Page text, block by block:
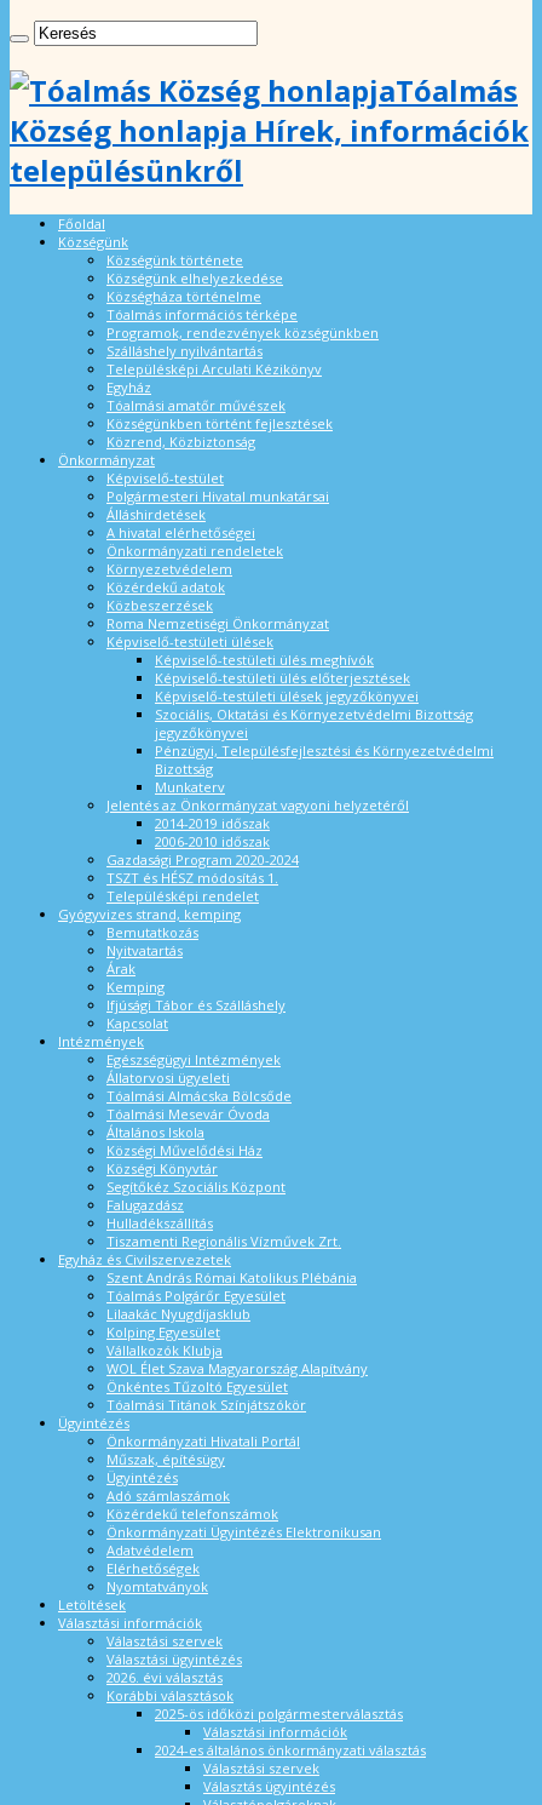
Tóalmás
Község honlapja Hírek, információk
településünkről
Főoldal
Községünk
Községünk története
Községünk elhelyezkedése
Községháza történelme
Tóalmás információs térképe
Programok, rendezvények községünkben
Szálláshely nyilvántartás
Településképi Arculati Kézikönyv
Egyház
Tóalmási amatőr művészek
Községünkben történt fejlesztések
Közrend, Közbiztonság
Önkormányzat
Képviselő-testület
Polgármesteri Hivatal munkatársai
Álláshirdetések
A hivatal elérhetőségei
Önkormányzati rendeletek
Környezetvédelem
Közérdekű adatok
Közbeszerzések
Roma Nemzetiségi Önkormányzat
Képviselő-testületi ülések
Képviselő-testületi ülés meghívók
Képviselő-testületi ülés előterjesztések
Képviselő-testületi ülések jegyzőkönyvei
Szociális, Oktatási és Környezetvédelmi Bizottság
jegyzőkönyvei
Pénzügyi, Településfejlesztési és Környezetvédelmi
Bizottság
Munkaterv
Jelentés az Önkormányzat vagyoni helyzetéről
2014-2019 időszak
2006-2010 időszak
Gazdasági Program 2020-2024
TSZT és HÉSZ módosítás 1.
Településképi rendelet
Gyógyvizes strand, kemping
Bemutatkozás
Nyitvatartás
Árak
Kemping
Ifjúsági Tábor és Szálláshely
Kapcsolat
Intézmények
Egészségügyi Intézmények
Állatorvosi ügyeleti
Tóalmási Almácska Bölcsőde
Tóalmási Mesevár Óvoda
Általános Iskola
Községi Művelődési Ház
Községi Könyvtár
Segítőkéz Szociális Központ
Falugazdász
Hulladékszállítás
Tiszamenti Regionális Vízművek Zrt.
Egyház és Civilszervezetek
Szent András Római Katolikus Plébánia
Tóalmás Polgárőr Egyesület
Lilaakác Nyugdíjasklub
Kolping Egyesület
Vállalkozók Klubja
WOL Élet Szava Magyarország Alapítvány
Önkéntes Tűzoltó Egyesület
Tóalmási Titánok Színjátszókör
Ügyintézés
Önkormányzati Hivatali Portál
Műszak, építésügy
Ügyintézés
Adó számlaszámok
Közérdekű telefonszámok
Önkormányzati Ügyintézés Elektronikusan
Adatvédelem
Elérhetőségek
Nyomtatványok
Letöltések
Választási információk
Választási szervek
Választási ügyintézés
2026. évi választás
Korábbi választások
2025-ös időközi polgármesterválasztás
Választási információk
2024-es általános önkormányzati választás
Választási szervek
Választás ügyintézés